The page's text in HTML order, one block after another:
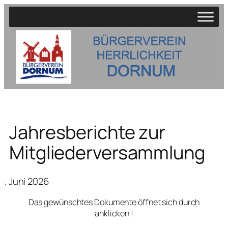
Zum
Jahresberichte zur
Mitgliederversammlung
Juni 2026
Das gewünschtes Dokumente öffnet sich durch
anklicken !